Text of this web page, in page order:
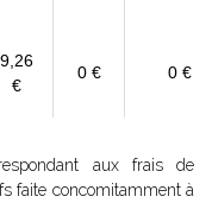
9,26
€
0 € 0 €
aux frais de
faite concomitamment à